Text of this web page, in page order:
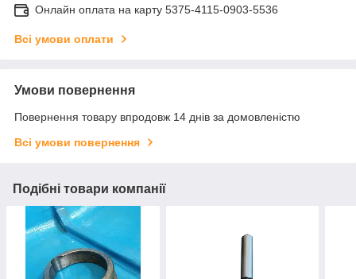
Онлайн оплата на карту 5375-4115-0903-5536
Всі умови оплати
Умови повернення
Повернення товару впродовж 14 днів за домовленістю
Всі умови повернення
Подібні товари компанії